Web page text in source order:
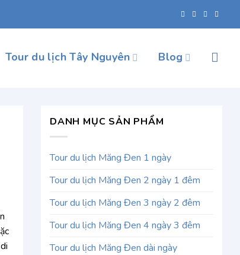
Tour du lịch Tây Nguyên Blog
DANH MỤC SẢN PHẨM
Tour du lịch Măng Đen 1 ngày
Tour du lịch Măng Đen 2 ngày 1 đêm
Tour du lịch Măng Đen 3 ngày 2 đêm
Tour du lịch Măng Đen 4 ngày 3 đêm
Tour du lịch Măng Đen dài ngày